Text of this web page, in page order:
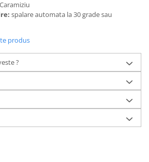
Caramiziu
spalare automata la 30 grade sau
produs
?